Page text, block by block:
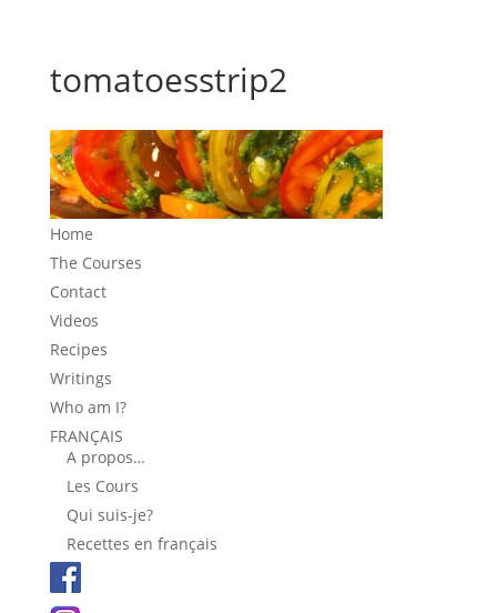
tomatoesstrip2
Home
The Courses
Contact
Videos
Recipes
Writings
Who am I?
FRANÇAIS
A propos…
Les Cours
Qui suis-je?
Recettes en français